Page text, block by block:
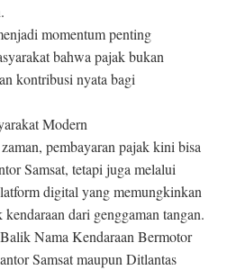
momentum penting
bahwa pajak bukan
kontribusi nyata bagi
Modern
pembayaran pajak kini bisa
Samsat, tetapi juga melalui
digital yang memungkinkan
dari genggaman tangan.
Nama Kendaraan Bermotor
Samsat maupun Ditlantas